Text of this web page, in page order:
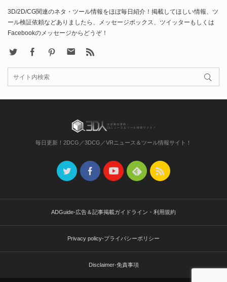
3D/2D/CG関連のネタ・ツール情報をほぼ毎日紹介！掲載してほしい情報、ツ
ール検証依頼などありましたら、メッセージボックス、ツイッターもしくは
Facebookのメッセージからどうぞ！
FacebookPinterest Contact
毎日更新！2DCG／3DCG／VRニュース＆ツール情報サイト！
ADGuide-広告＆記事掲載ガイドライン・利用規約
Privacy policy-プライバシーポリシー
Disclaimer-免責事項